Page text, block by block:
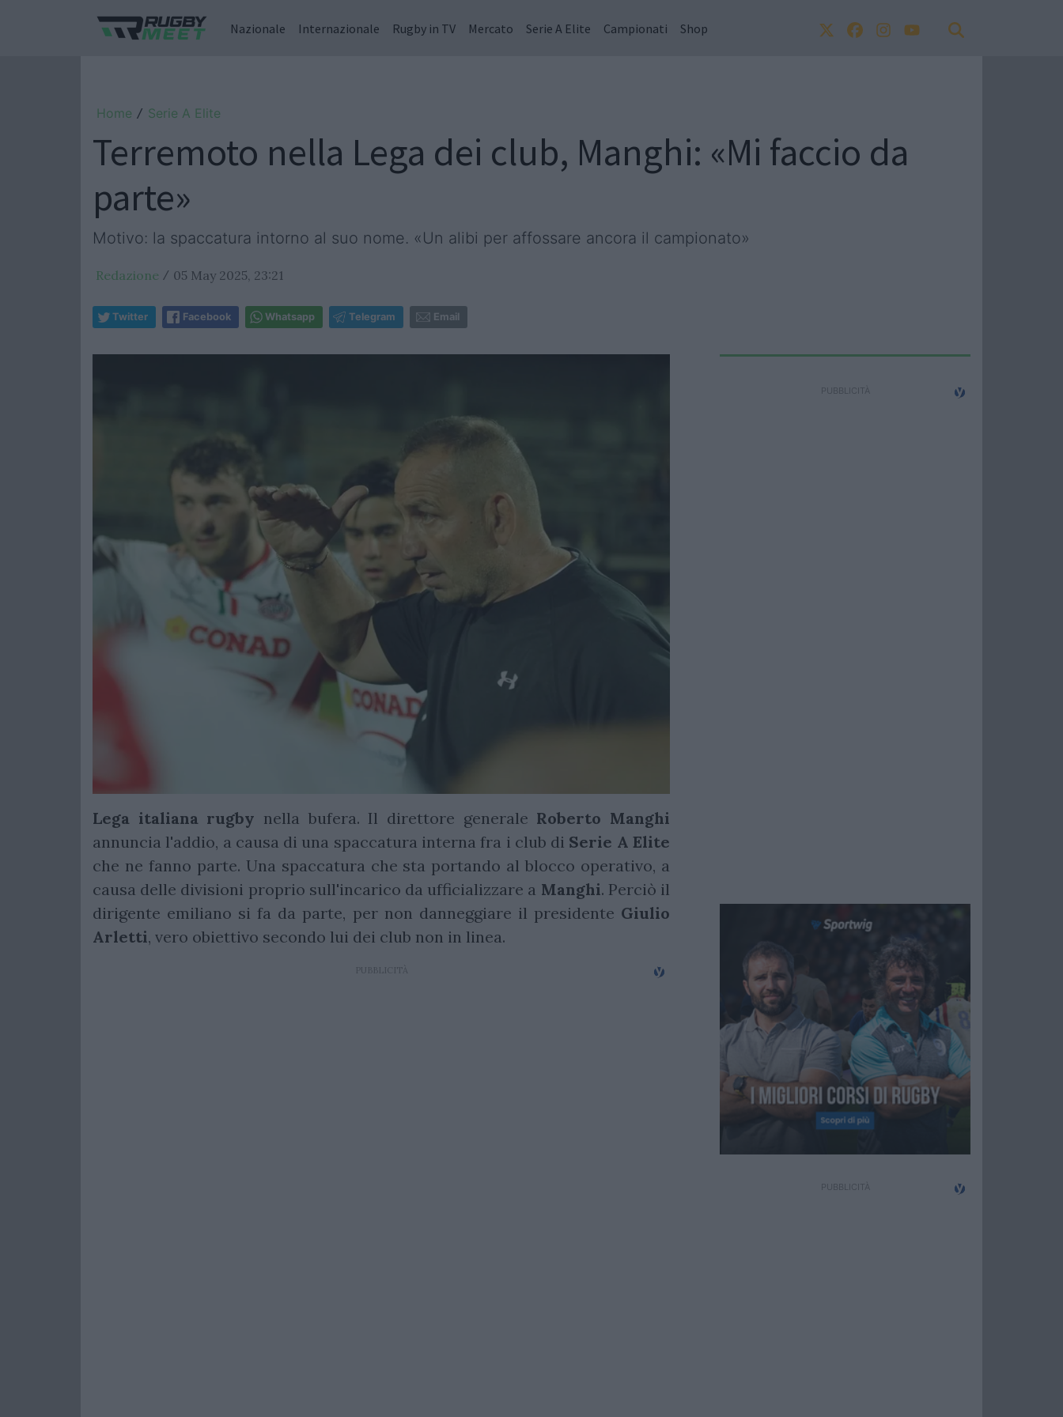
Nazionale Internazionale Rugby in TV Mercato Serie A Elite Campionati Shop
Home / Serie A Elite
Terremoto nella Lega dei club, Manghi: «Mi faccio da
parte»
Motivo: la spaccatura intorno al suo nome. «Un alibi per affossare ancora il campionato»
Redazione / 05 May 2025, 23:21
Twitter Facebook Whatsapp Telegram Email
Lega italiana rugby nella bufera. Il direttore generale Roberto Manghi
annuncia l'addio, a causa di una spaccatura interna fra i club di Serie A Elite
che ne fanno parte. Una spaccatura che sta portando al blocco operativo, a
causa delle divisioni proprio sull'incarico da ufficializzare a Manghi. Perciò il
dirigente emiliano si fa da parte, per non danneggiare il presidente Giulio
Arletti, vero obiettivo secondo lui dei club non in linea.